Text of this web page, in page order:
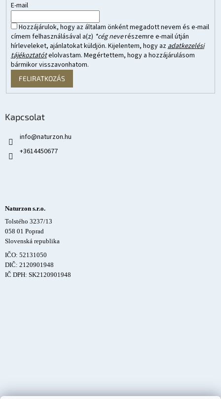
E-mail
Hozzájárulok, hogy az általam önként megadott nevem és e-mail
címem felhasználásával a(z) *cég neverészemre e-mail útján
hírleveleket, ajánlatokat küldjön. Kijelentem, hogy azadatkezelési
tájékoztatótelolvastam. Megértettem, hogy a hozzájárulásom
bármikor visszavonhatom.
FELIRATKOZÁS
Kapcsolat
info@naturzon.hu
+3614450677
Naturzon s.r.o.
Tolstého 3237/13
058 01 Poprad
Slovenská republika
IČO: 52131050
DIČ: 2120901948
IČ DPH: SK2120901948